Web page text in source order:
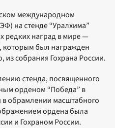
международном
на стенде “Уралхима”
редких наград в мире —
которым был награжден
собрания Гохрана России.
стенда, посвященного
орденом “Победа” в
в обрамлении масштабного
ордена была
и Гохраном России.